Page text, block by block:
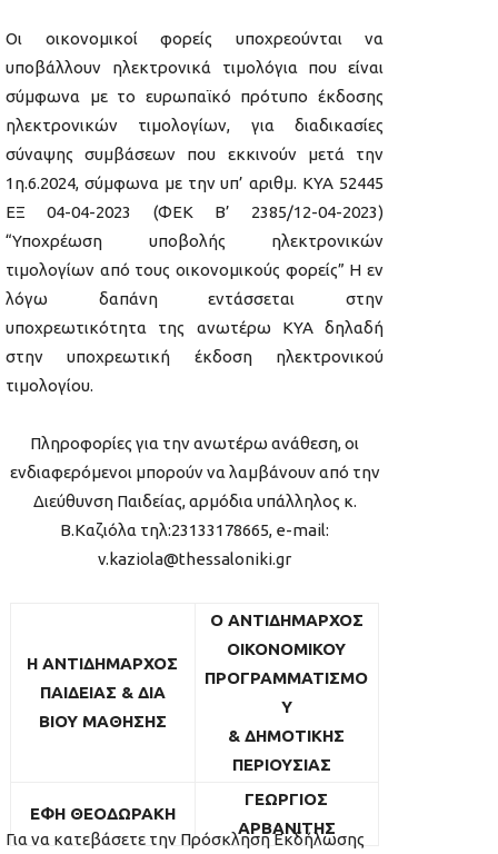
Οι οικονομικοί φορείς υποχρεούνται να
υποβάλλουν ηλεκτρονικά τιμολόγια που είναι
σύμφωνα με το ευρωπαϊκό πρότυπο έκδοσης
ηλεκτρονικών τιμολογίων, για διαδικασίες
σύναψης συμβάσεων που εκκινούν μετά την
1η.6.2024, σύμφωνα με την υπ’ αριθμ. ΚΥΑ 52445
ΕΞ 04-04-2023 (ΦΕΚ Β’ 2385/12-04-2023)
“Υποχρέωση υποβολής ηλεκτρονικών
τιμολογίων από τους οικονομικούς φορείς” Η εν
λόγω δαπάνη εντάσσεται στην
υποχρεωτικότητα της ανωτέρω ΚΥΑ δηλαδή
στην υποχρεωτική έκδοση ηλεκτρονικού
τιμολογίου.
Πληροφορίες για την ανωτέρω ανάθεση, οι
ενδιαφερόμενοι μπορούν να λαμβάνουν από την
Διεύθυνση Παιδείας, αρμόδια υπάλληλος κ.
Β.Καζιόλα τηλ:23133178665, e-mail:
v.kaziola@thessaloniki.gr
Η ΑΝΤΙΔΗΜΑΡΧΟΣ
ΠΑΙΔΕΙΑΣ & ΔΙΑ
ΒΙΟΥ ΜΑΘΗΣΗΣ
Ο ΑΝΤΙΔΗΜΑΡΧΟΣ
ΟΙΚΟΝΟΜΙΚΟΥ
ΠΡΟΓΡΑΜΜΑΤΙΣΜΟ
Υ
& ΔΗΜΟΤΙΚΗΣ
ΠΕΡΙΟΥΣΙΑΣ
ΕΦΗ ΘΕΟΔΩΡΑΚΗ
ΓΕΩΡΓΙΟΣ
ΑΡΒΑΝΙΤΗΣ
Για να κατεβάσετε την Πρόσκληση Εκδήλωσης